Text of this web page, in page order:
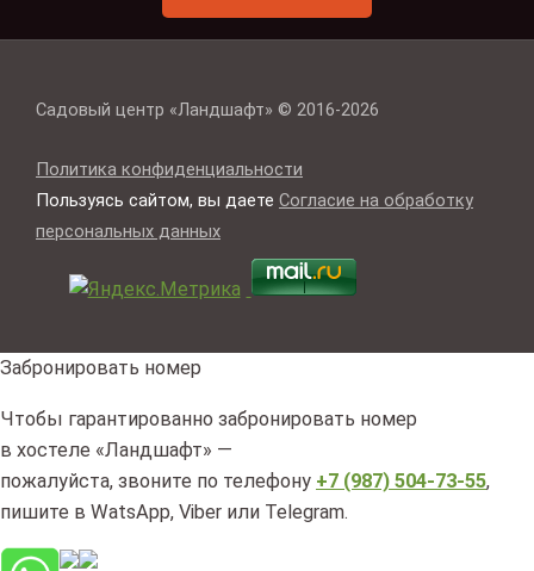
Садовый центр «Ландшафт» © 2016-2026
Политика конфиденциальности
Пользуясь сайтом, вы даете Согласие на обработку
персональных данных
Забронировать номер
Чтобы гарантированно забронировать номер
в хостеле «Ландшафт» —
пожалуйста, звоните по телефону +7 (987) 504-73-55,
пишите в WatsApp, Viber или Telegram.